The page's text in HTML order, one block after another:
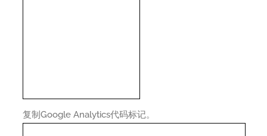
复制Google Analytics代码标记。